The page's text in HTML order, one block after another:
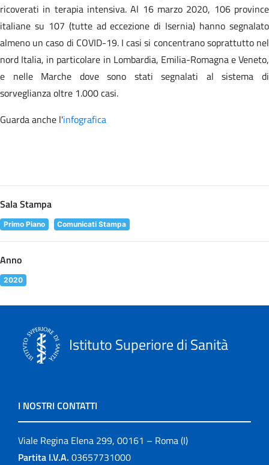
ricoverati in terapia intensiva. Al 16 marzo 2020, 106 province
italiane su 107 (tutte ad eccezione di Isernia) hanno segnalato
almeno un caso di COVID-19. I casi si concentrano soprattutto nel
nord Italia, in particolare in Lombardia, Emilia-Romagna e Veneto,
e nelle Marche dove sono stati segnalati al sistema di
sorveglianza oltre 1.000 casi.
Guarda anche l'infografica
Sala Stampa
Primo Piano Comunicati Stampa
Anno
2020
Istituto Superiore di Sanità
I NOSTRI CONTATTI
Viale Regina Elena 299, 00161 – Roma (I)
Partita I.V.A. 03657731000